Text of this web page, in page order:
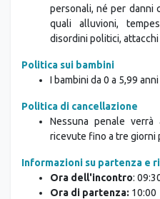
personali, né per danni
quali alluvioni,
disordini politici,
Politica sui bambini
I bambini da 0 a 5,99
Politica di cancellazione
Nessuna penale
ricevute fino a tre giorni
Informazioni su partenza e
Ora dell'incontro:
Ora di partenza: 10:00